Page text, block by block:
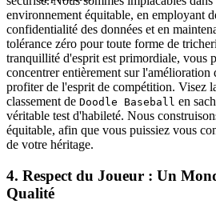
environnement équitable, en employant
confidentialité des données et en
tolérance zéro pour toute forme de
tranquillité d'esprit est primordiale, vous
concentrer entièrement sur l'amélioration
profiter de l'esprit de compétition. Visez
classement de Doodle Baseball en
véritable test d'habileté. Nous
équitable, afin que vous puissiez vous
de votre héritage.
4. Respect du Joueur : Un
Qualité